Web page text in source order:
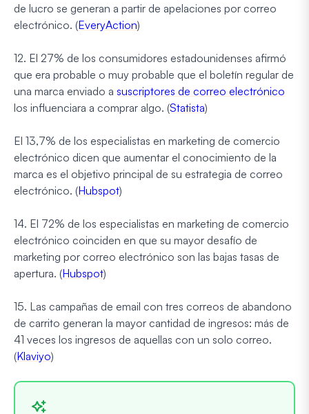
de lucro se generan a partir de apelaciones por correo
electrónico. (EveryAction)
12. El 27% de los consumidores estadounidenses afirmó
que era probable o muy probable que el boletín regular de
una marca enviado a suscriptores de correo electrónico
los influenciara a comprar algo. (Statista)
El 13,7% de los especialistas en marketing de comercio
electrónico dicen que aumentar el conocimiento de la
marca es el objetivo principal de su estrategia de correo
electrónico. (Hubspot)
14. El 72% de los especialistas en marketing de comercio
electrónico coinciden en que su mayor desafío de
marketing por correo electrónico son las bajas tasas de
apertura. (Hubspot)
15. Las campañas de email con tres correos de abandono
de carrito generan la mayor cantidad de ingresos: más de
41 veces los ingresos de aquellas con un solo correo.
(Klaviyo)